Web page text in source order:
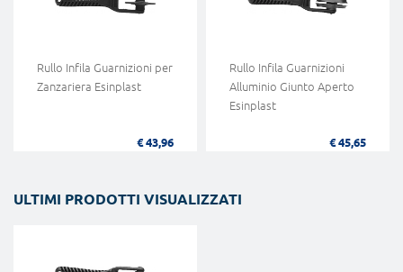
Rullo Infila Guarnizioni per
Zanzariera Esinplast
€ 43,96
Rullo Infila Guarnizioni
Alluminio Giunto Aperto
Esinplast
€ 45,65
ULTIMI PRODOTTI VISUALIZZATI